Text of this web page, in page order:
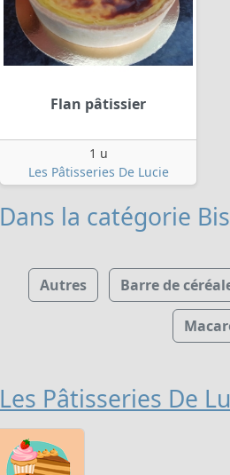
Flan pâtissier
1 u
Les Pâtisseries De Lucie
Dans la catégorie
Autres Barre de
Les Pâtisseries De